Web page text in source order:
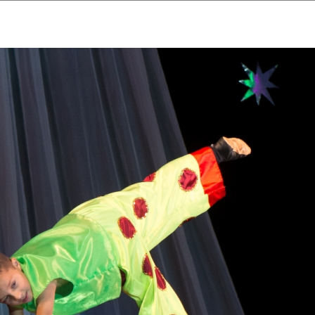
культурный
Дворец Республики
Новости Афиша Арт-монитор
ГКЦ "ДВОРЕЦ